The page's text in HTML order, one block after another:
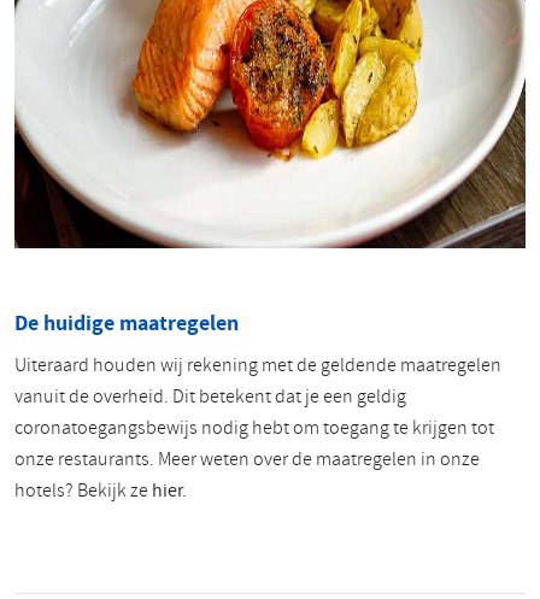
De huidige maatregelen
Uiteraard houden wij rekening met de geldende maatregelen
vanuit de overheid. Dit betekent dat je een geldig
coronatoegangsbewijs nodig hebt om toegang te krijgen tot
onze restaurants. Meer weten over de maatregelen in onze
hotels? Bekijk zehier.